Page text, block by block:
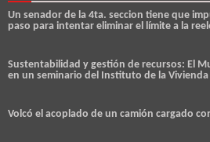
Un senador de la 4ta. seccion tiene que
paso para intentar eliminar el límite a la
Sustentabilidad y gestión de recursos: El
en un seminario del Instituto de la Vivienda
Volcó el acoplado de un camión cargado